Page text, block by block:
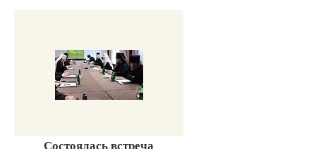
Состоялась встреча